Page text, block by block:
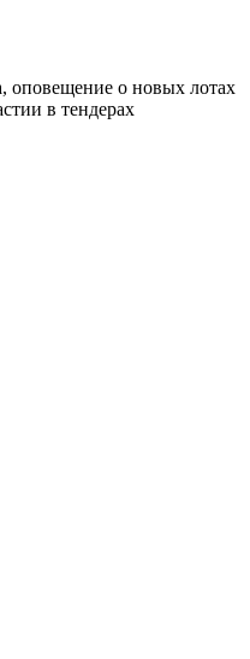
оповещение о новых лотах
в тендерах